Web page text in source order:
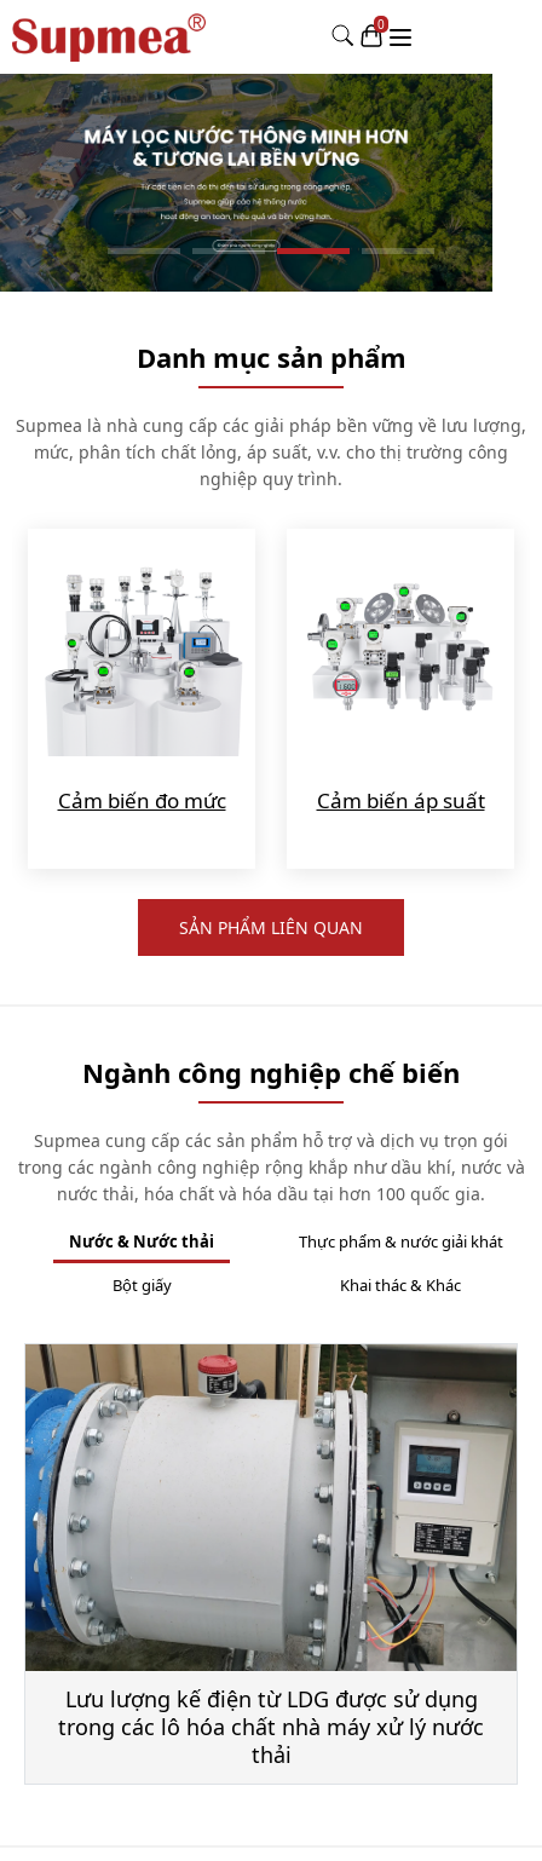
Danh mục sản phẩm
Supmea là nhà cung cấp các giải pháp bền vững về lưu lượng,
mức, phân tích chất lỏng, áp suất, v.v. cho thị trường công
nghiệp quy trình.
Cảm biến đo mức Cảm biến áp suất
SẢN PHẨM LIÊN QUAN
Ngành công nghiệp chế biến
Supmea cung cấp các sản phẩm hỗ trợ và dịch vụ trọn gói
trong các ngành công nghiệp rộng khắp như dầu khí, nước và
nước thải, hóa chất và hóa dầu tại hơn 100 quốc gia.
Nước & Nước thải
Thực phẩm & nước giải khát
Bột giấy
Khai thác & Khác
Lưu lượng kế điện từ LDG được sử dụng
trong các lô hóa chất nhà máy xử lý nước
thải